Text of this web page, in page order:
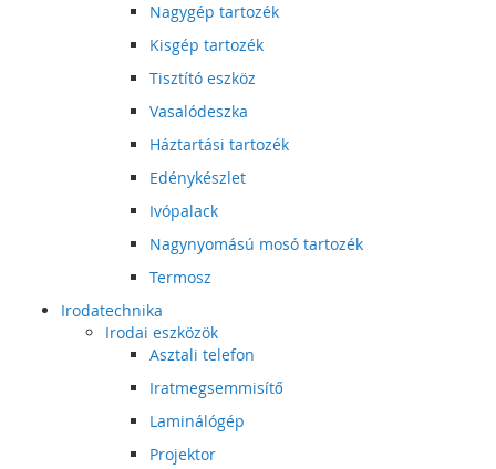
Nagygép tartozék
Kisgép tartozék
Tisztító eszköz
Vasalódeszka
Háztartási tartozék
Edénykészlet
Ivópalack
Nagynyomású mosó tartozék
Termosz
Irodatechnika
Irodai eszközök
Asztali telefon
Iratmegsemmisítő
Laminálógép
Projektor